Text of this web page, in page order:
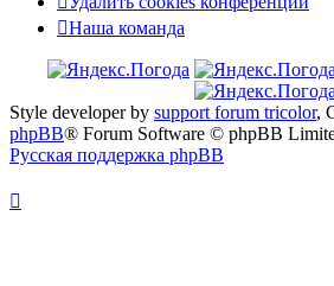
Наша команда
Style developer by support forum tricolor,
phpBB® Forum Software © phpBB
Русская поддержка phpBB